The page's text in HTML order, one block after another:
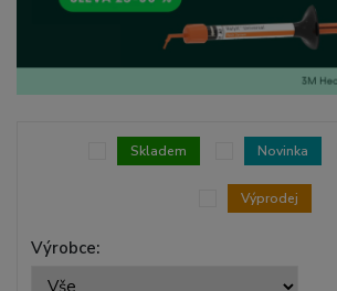
Výrobce:
Skladem Novinka
Výprodej